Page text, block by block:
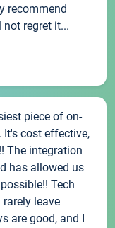
recommend
regret it...
piece of on-
cost effective,
The integration
has allowed us
Tech
leave
are good, and I